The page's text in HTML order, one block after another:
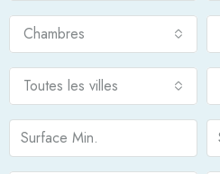
Chambres
Toutes les villes